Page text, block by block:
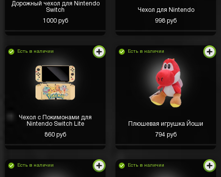
Дорожный чехол для Nintendo
Switch
1000 руб
Чехол для Nintendo
998 руб
Есть в наличии
Чехол с Покимонами для
Nintendo Switch Lite
860 руб
Есть в наличии
Плюшевая игрушка Йоши
794 руб
Есть в наличии Есть в наличии